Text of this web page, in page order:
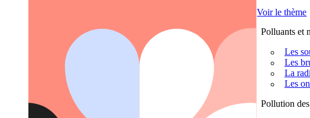
Voir le thème
Polluants et
Les
Les
La
Les
Pollution